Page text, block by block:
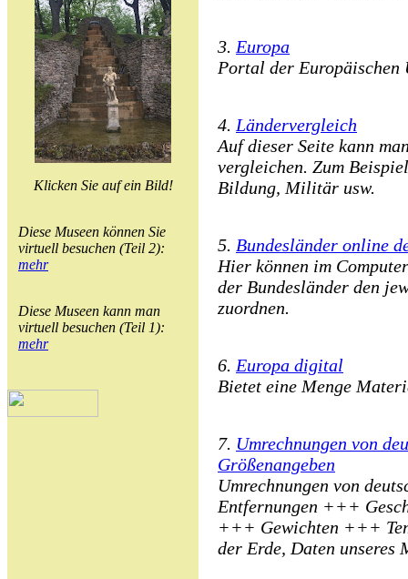
Klicken Sie auf ein Bild!
Diese Museen können Sie
virtuell besuchen (Teil 2):
mehr
Diese Museen kann man
virtuell besuchen (Teil 1):
mehr
3. Europa
Portal der Europäischen
4. Ländervergleich
Auf dieser Seite kann
vergleichen. Zum
Bildung, Militär usw.
5. Bundesländer online
Hier können im
der Bundesländer den
zuordnen.
6. Europa digital
Bietet eine Menge
7. Umrechnungen von
Größenangeben
Umrechnungen von
Entfernungen +++
+++ Gewichten +++
der Erde, Daten unseres